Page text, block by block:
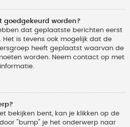
worden?
dat geplaatste berichten eerst
is tevens ook mogelijk dat de
heeft geplaatst waarvan de
worden. Neem contact op met
bekijken bent, kan je klikken op de
"bump" je het onderwerp naar